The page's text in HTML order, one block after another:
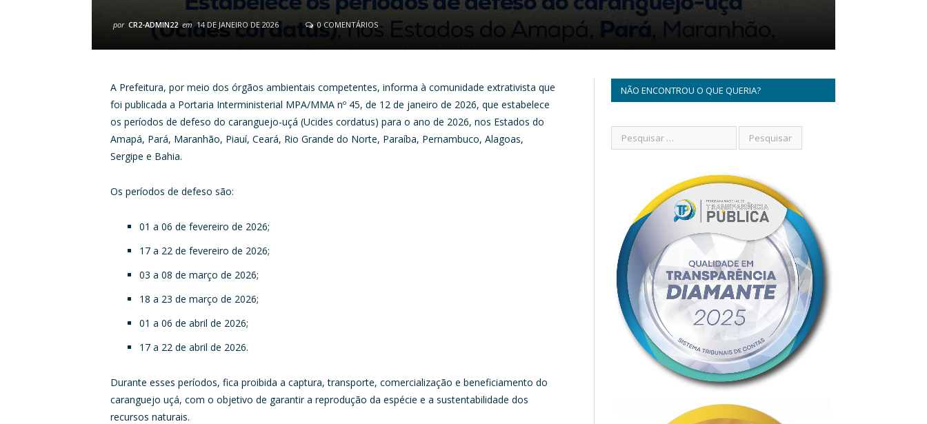
por CR2-ADMIN22 em 14 DE JANEIRO DE 2026 0 COMENTÁRIOS
A Prefeitura, por meio dos órgãos ambientais competentes, informa à comunidade extrativista que
foi publicada a Portaria Interministerial MPA/MMA nº 45, de 12 de janeiro de 2026, que estabelece
os períodos de defeso do caranguejo-uçá (Ucides cordatus) para o ano de 2026, nos Estados do
Amapá, Pará, Maranhão, Piauí, Ceará, Rio Grande do Norte, Paraíba, Pernambuco, Alagoas,
Sergipe e Bahia.
Os períodos de defeso são:
01 a 06 de fevereiro de 2026;
17 a 22 de fevereiro de 2026;
03 a 08 de março de 2026;
18 a 23 de março de 2026;
01 a 06 de abril de 2026;
17 a 22 de abril de 2026.
Durante esses períodos, fica proibida a captura, transporte, comercialização e beneficiamento do
caranguejo uçá, com o objetivo de garantir a reprodução da espécie e a sustentabilidade dos
recursos naturais.
NÃO ENCONTROU O QUE QUERIA?